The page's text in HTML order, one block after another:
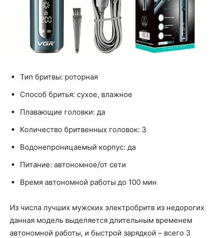
Тип бритвы: роторная
Способ бритья: сухое, влажное
Плавающие головки: да
Количество бритвенных головок: 3
Водонепроницаемый корпус: да
Питание: автономное/от сети
Время автономной работы до 100 мин
Из числа лучших мужских электробритв из недорогих
данная модель выделяется длительным временем
автономной работы, и быстрой зарядкой – всего 3